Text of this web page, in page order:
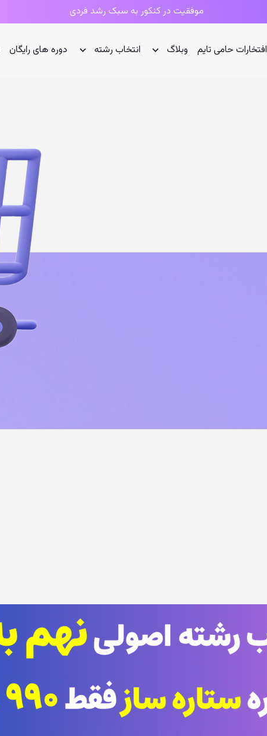
موفقیت در کنکور به سبک رشد فردی
افتخارات حامی تایم وبلاگ انتخاب رشته دوره های رایگان